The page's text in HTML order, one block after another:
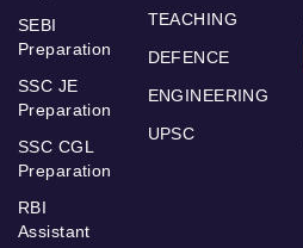
SEBI
Preparation
SSC JE
Preparation
SSC CGL
Preparation
RBI
Assistant
TEACHING
DEFENCE
ENGINEERING
UPSC